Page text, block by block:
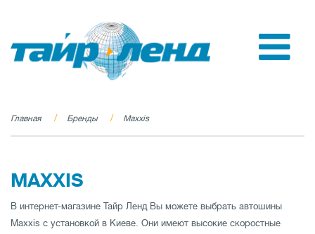
Главная Бренды Maxxis
MAXXIS
В интернет-магазине Тайр Ленд Вы можете выбрать автошины
Maxxis с установкой в Киеве. Они имеют высокие скоростные